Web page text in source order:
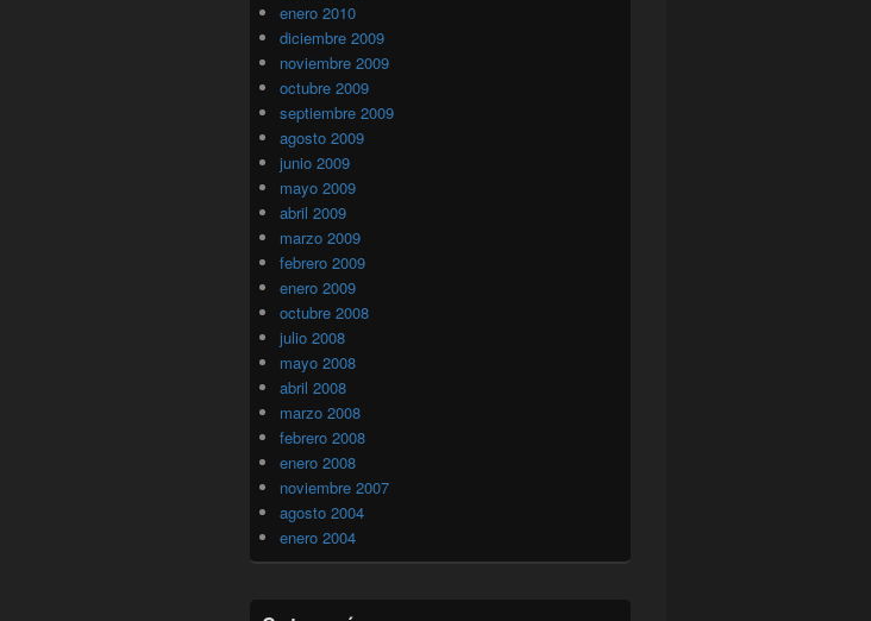
enero 2010
diciembre 2009
noviembre 2009
octubre 2009
septiembre 2009
agosto 2009
junio 2009
mayo 2009
abril 2009
marzo 2009
febrero 2009
enero 2009
octubre 2008
julio 2008
mayo 2008
abril 2008
marzo 2008
febrero 2008
enero 2008
noviembre 2007
agosto 2004
enero 2004